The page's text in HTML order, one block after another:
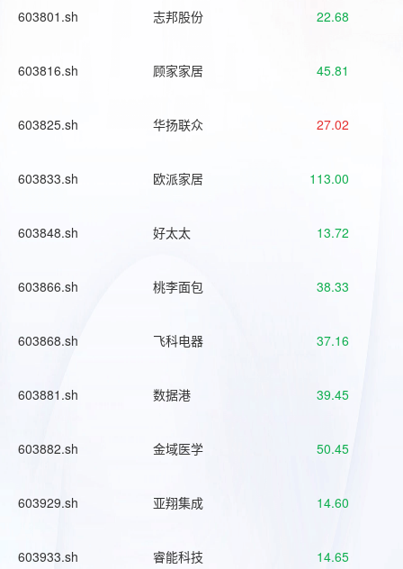
603801.sh 志邦股份 22.68
603816.sh 顾家家居 45.81
603825.sh 华扬联众 27.02
603833.sh 欧派家居 113.00
603848.sh 好太太 13.72
603866.sh 桃李面包 38.33
603868.sh 飞科电器 37.16
603881.sh 数据港 39.45
603882.sh 金域医学 50.45
603929.sh 亚翔集成 14.60
603933.sh 睿能科技 14.65